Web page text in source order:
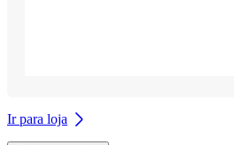
Ir para loja